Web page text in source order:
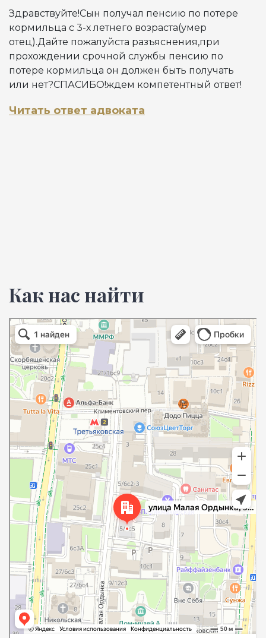
Здравствуйте!Сын получал пенсию по потере
кормильца с 3-х летнего возраста(умер
отец).Дайте пожалуйста разъяснения,при
прохождении срочной службы пенсию по
потере кормильца он должен быть получать
или нет?СПАСИБО!ждем компетентный ответ!
Читать ответ адвоката
Как нас найти